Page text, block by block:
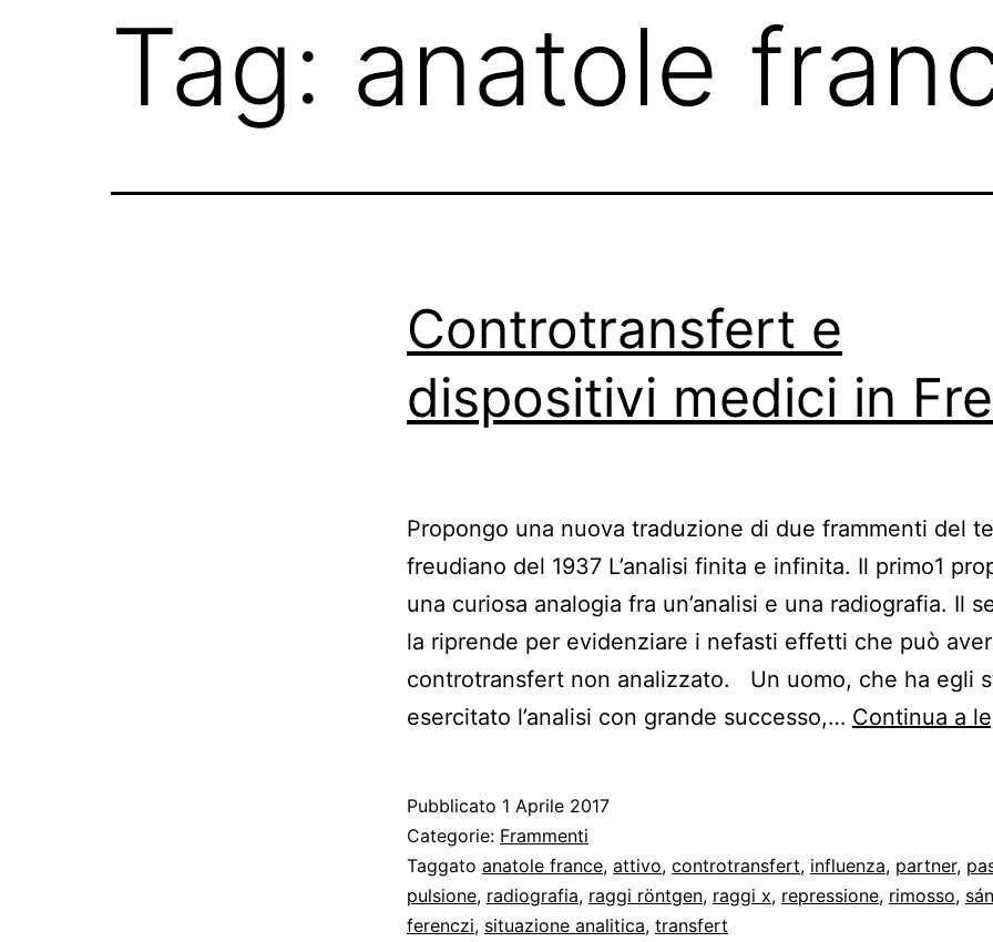
Tag: anatole
Controtransfert e
dispositivi medici in
Propongo una nuova traduzione di due frammenti del
freudiano del 1937 L’analisi finita e infinita. Il primo1
una curiosa analogia fra un’analisi e una radiografia. Il
la riprende per evidenziare i nefasti effetti che può
controtransfert non analizzato. Un uomo, che ha egli
esercitato l’analisi con grande successo,… Continua a
Pubblicato 1 Aprile 2017
Categorie: Frammenti
Taggato anatole france, attivo, controtransfert, influenza, partner,
pulsione, radiografia, raggi röntgen, raggi x, repressione, rimosso,
ferenczi, situazione analitica, transfert